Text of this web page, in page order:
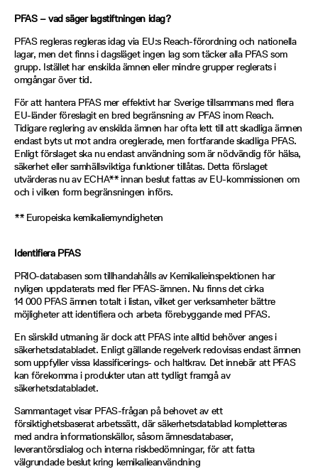
PFAS – vad säger lagstiftningen idag?
PFAS regleras regleras idag via EU:s Reach-förordning och nationella
lagar, men det finns i dagsläget ingen lag som täcker alla PFAS som
grupp. Istället har enskilda ämnen eller mindre grupper reglerats i
omgångar över tid.
För att hantera PFAS mer effektivt har Sverige tillsammans med flera
EU-länder föreslagit en bred begränsning av PFAS inom Reach.
Tidigare reglering av enskilda ämnen har ofta lett till att skadliga ämnen
endast byts ut mot andra oreglerade, men fortfarande skadliga PFAS.
Enligt förslaget ska nu endast användning som är nödvändig för hälsa,
säkerhet eller samhällsviktiga funktioner tillåtas. Detta förslaget
utvärderas nu av ECHA** innan beslut fattas av EU-kommissionen om
och i vilken form begränsningen införs.
** Europeiska kemikaliemyndigheten
Identifiera PFAS
PRIO-databasen som tillhandahålls av Kemikalieinspektionen har
nyligen uppdaterats med fler PFAS-ämnen. Nu finns det cirka
14 000 PFAS ämnen totalt i listan, vilket ger verksamheter bättre
möjligheter att identifiera och arbeta förebyggande med PFAS.
En särskild utmaning är dock att PFAS inte alltid behöver anges i
säkerhetsdatabladet. Enligt gällande regelverk redovisas endast ämnen
som uppfyller vissa klassificerings- och haltkrav. Det innebär att PFAS
kan förekomma i produkter utan att tydligt framgå av
säkerhetsdatabladet.
Sammantaget visar PFAS-frågan på behovet av ett
försiktighetsbaserat arbetssätt, där säkerhetsdatablad kompletteras
med andra informationskällor, såsom ämnesdatabaser,
leverantörsdialog och interna riskbedömningar, för att fatta
välgrundade beslut kring kemikalieanvändning